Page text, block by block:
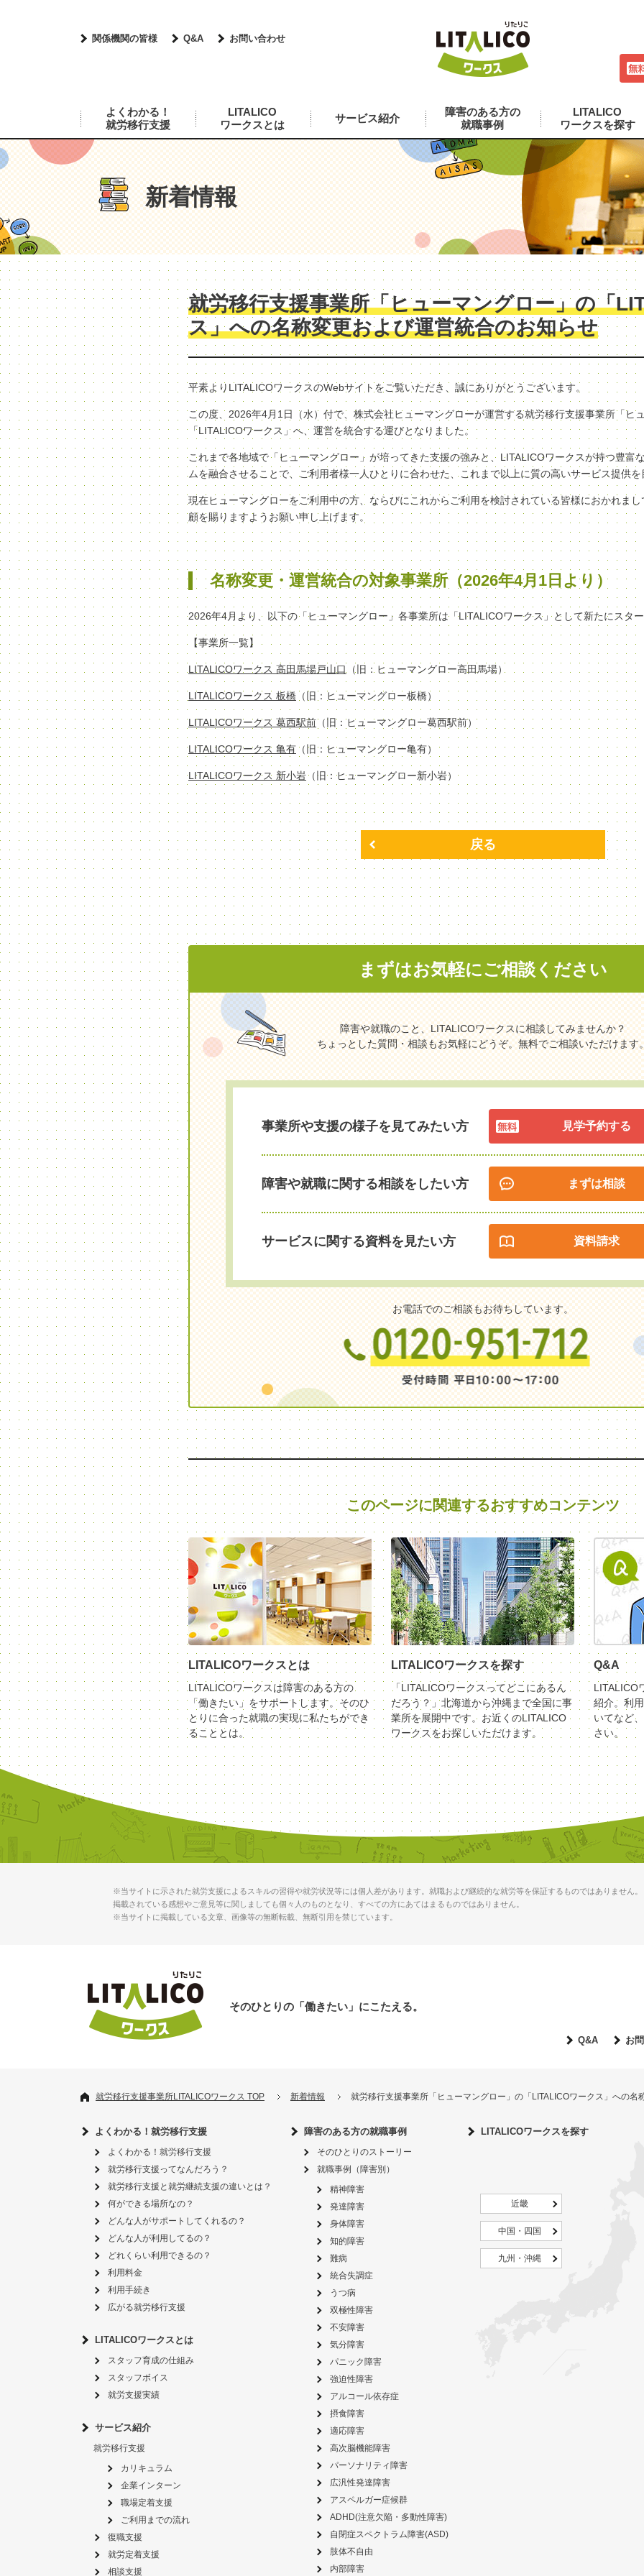
関係機関の皆様 Q&A お問い合わせ
よくわかる！
就労移行支援
LITALICO
ワークスとは
サービス紹介
障害のある方の
就職事例
LITALICO
ワークスを探す
新着情報
就労移行支援事業所「ヒューマングロー」の「
ス」への名称変更および運営統合のお知らせ
平素よりLITALICOワークスのWebサイトをご覧いただき、誠にありがとうございます。
この度、2026年4月1日（水）付で、株式会社ヒューマングローが運営する就労移行支援事業所「ヒ
「LITALICOワークス」へ、運営を統合する運びとなりました。
これまで各地域で「ヒューマングロー」が培ってきた支援の強みと、LITALICOワークスが持つ豊富
ムを融合させることで、ご利用者様一人ひとりに合わせた、これまで以上に質の高いサービス提供
現在ヒューマングローをご利用中の方、ならびにこれからご利用を検討されている皆様におかれま
顧を賜りますようお願い申し上げます。
名称変更・運営統合の対象事業所（2026年4月1日より）
2026年4月より、以下の「ヒューマングロー」各事業所は「LITALICOワークス」として新たにスタ
【事業所一覧】
LITALICOワークス 高田馬場戸山口 （旧：ヒューマングロー高田馬場）
LITALICOワークス 板橋 （旧：ヒューマングロー板橋）
LITALICOワークス 葛西駅前（旧：ヒューマングロー葛西駅前）
LITALICOワークス 亀有 （旧：ヒューマングロー亀有）
LITALICOワークス 新小岩（旧：ヒューマングロー新小岩）
戻る
まずはお気軽にご相談ください
障害や就職のこと、LITALICOワークスに相談してみませんか？
ちょっとした質問・相談もお気軽にどうぞ。無料でご相談いただけます
事業所や支援の様子を見てみたい方 見学予約する
障害や就職に関する相談をしたい方 まずは相談
サービスに関する資料を見たい方 資料請求
お電話でのご相談もお待ちしています。
このページに関連するおすすめコンテンツ
LITALICOワークスとは
LITALICOワークスは障害のある方の
「働きたい」をサポートします。そのひ
とりに合った就職の実現に私たちができ
ることとは。
LITALICOワークスを探す
「LITALICOワークスってどこにあるん
だろう？」北海道から沖縄まで全国に事
業所を展開中です。お近くのLITALICO
ワークスをお探しいただけます。
Q&A
LITALICO
紹介。利
いてなど
さい。
※当サイトに示された就労支援によるスキルの習得や就労状況等には個人差があります。就職および継続的な就労等を保証するものではありません。
掲載されている感想やご意見等に関しましても個々人のものとなり、すべての方にあてはまるものではありません。
※当サイトに掲載している文章、画像等の無断転載、無断引用を禁じています。
そのひとりの「働きたい」にこたえる。
Q&A お
就労移行支援事業所LITALICOワークス TOP 新着情報 就労移行支援事業所「ヒューマングロー」の「LITALICOワークス」への名
よくわかる！就労移行支援
よくわかる！就労移行支援
就労移行支援ってなんだろう？
就労移行支援と就労継続支援の違いとは？
何ができる場所なの？
どんな人がサポートしてくれるの？
どんな人が利用してるの？
どれくらい利用できるの？
利用料金
利用手続き
広がる就労移行支援
LITALICOワークスとは
スタッフ育成の仕組み
スタッフボイス
就労支援実績
サービス紹介
就労移行支援
カリキュラム
企業インターン
職場定着支援
ご利用までの流れ
復職支援
就労定着支援
相談支援
障害のある方の就職事例
そのひとりのストーリー
就職事例（障害別）
精神障害
発達障害
身体障害
知的障害
難病
統合失調症
うつ病
双極性障害
不安障害
気分障害
パニック障害
強迫性障害
アルコール依存症
摂食障害
適応障害
高次脳機能障害
パーソナリティ障害
広汎性発達障害
アスペルガー症候群
ADHD(注意欠陥・多動性障害)
自閉症スペクトラム障害(ASD)
肢体不自由
内部障害
LITALICOワークスを探す
近畿
中国・四国
九州・沖縄